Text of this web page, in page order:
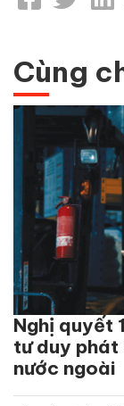
Cùng
Nghị quyết
tư duy phát
nước ngoài